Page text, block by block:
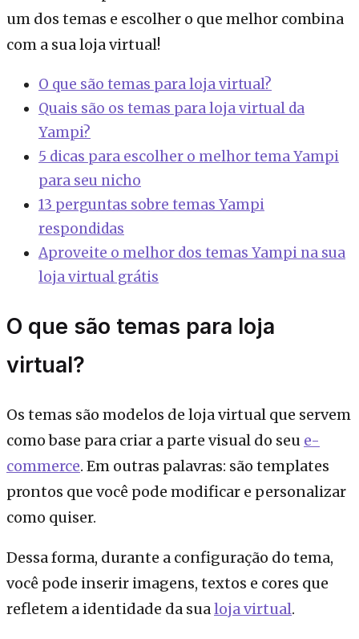
um dos temas e escolher o que melhor combina
com a sua loja virtual!
O que são temas para loja virtual?
Quais são os temas para loja virtual da
Yampi?
5 dicas para escolher o melhor tema Yampi
para seu nicho
13 perguntas sobre temas Yampi
respondidas
Aproveite o melhor dos temas Yampi na sua
loja virtual grátis
O que são temas para loja
virtual?
Os temas são modelos de loja virtual que servem
como base para criar a parte visual do seu e-
commerce. Em outras palavras: são templates
prontos que você pode modificar e personalizar
como quiser.
Dessa forma, durante a configuração do tema,
você pode inserir imagens, textos e cores que
refletem a identidade da sualoja virtual.